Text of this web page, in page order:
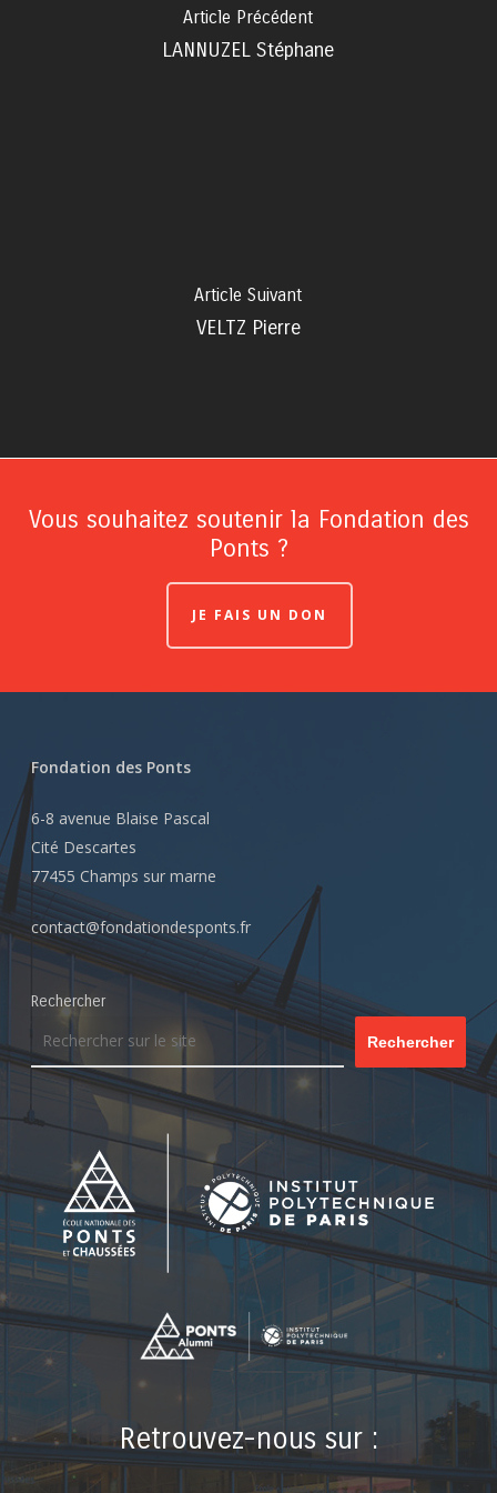
Article Précédent
LANNUZEL Stéphane
Article Suivant
VELTZ Pierre
Vous souhaitez soutenir la Fondation des
Ponts ?
JE FAIS UN DON
Fondation des Ponts
6-8 avenue Blaise Pascal
Cité Descartes
77455 Champs sur marne
contact@fondationdesponts.fr
Rechercher
Rechercher
Retrouvez-nous sur :